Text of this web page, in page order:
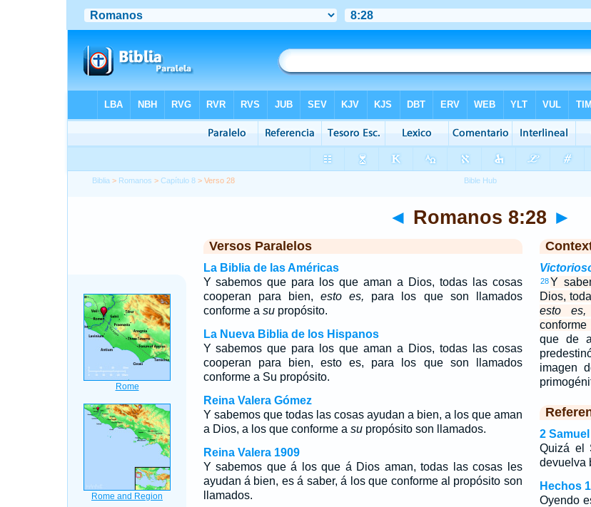
Biblia > Romanos >Capítulo 8 > Verso 28
◄ Romanos 8:28 ►
Versos Paralelos
La Biblia de las Américas
Y sabemos que para los que aman a Dios, todas las cosas
cooperan para bien, esto es, para los que son llamados
conforme a supropósito.
La Nueva Biblia de los Hispanos
Y sabemos que para los que aman a Dios, todas las cosas
cooperan para bien, esto es, para los que son llamados
conforme a Su propósito.
Reina Valera Gómez
Y sabemos que todas las cosas ayudan a bien, a los que aman
a Dios, a los que conforme a supropósito son llamados.
Reina Valera 1909
Y sabemos que á los que á Dios aman, todas las cosas les
ayudan á bien, es á saber, á los que conforme al propósito son
llamados.
28Y
Dios,
esto es,
conforme
que de
imagen
2
Quizá el
devuelva
Hechos
Oyendo